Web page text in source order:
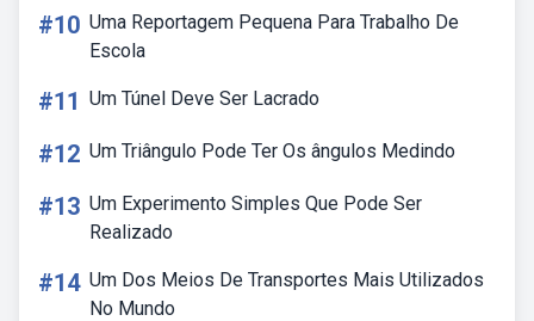
#10 Uma Reportagem Pequena Para Trabalho De
Escola
#11 Um Túnel Deve Ser Lacrado
#12 Um Triângulo Pode Ter Os ângulos Medindo
#13 Um Experimento Simples Que Pode Ser
Realizado
#14 Um Dos Meios De Transportes Mais Utilizados
No Mundo